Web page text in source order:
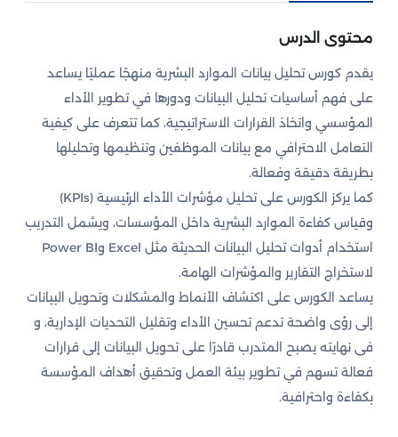
محتوى الدرس
يقدم كورس تحليل بيانات الموارد البشرية منهجًا عمليًا يساعد
على فهم أساسيات تحليل البيانات ودورها في تطوير الأداء
المؤسسي واتخاذ القرارات الاستراتيجية، كما تتعرف على كيفية
التعامل الاحترافي مع بيانات الموظفين وتنظيمها وتحليلها
بطريقة دقيقة وفعالة.
كما يركز الكورس على تحليل مؤشرات الأداء الرئيسية (KPIs)
وقياس كفاءة الموارد البشرية داخل المؤسسات، ويشمل التدريب
استخدام أدوات تحليل البيانات الحديثة مثل Excel وPower BI
لاستخراج التقارير والمؤشرات الهامة.
يساعد الكورس على اكتشاف الأنماط والمشكلات وتحويل البيانات
إلى رؤى واضحة تدعم تحسين الأداء وتقليل التحديات الإدارية، و
فى نهايته يصبح المتدرب قادرًا على تحويل البيانات إلى قرارات
فعالة تسهم في تطوير بيئة العمل وتحقيق أهداف المؤسسة
بكفاءة واحترافية.